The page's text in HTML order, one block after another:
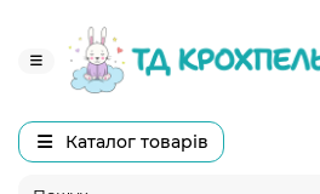
Каталог товарів